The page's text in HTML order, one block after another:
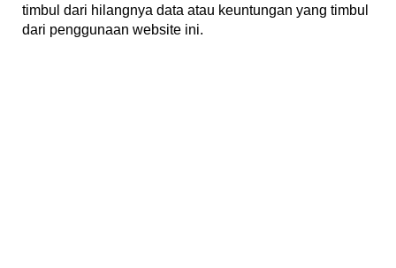
timbul dari hilangnya data atau keuntungan yang timbul
dari penggunaan website ini.